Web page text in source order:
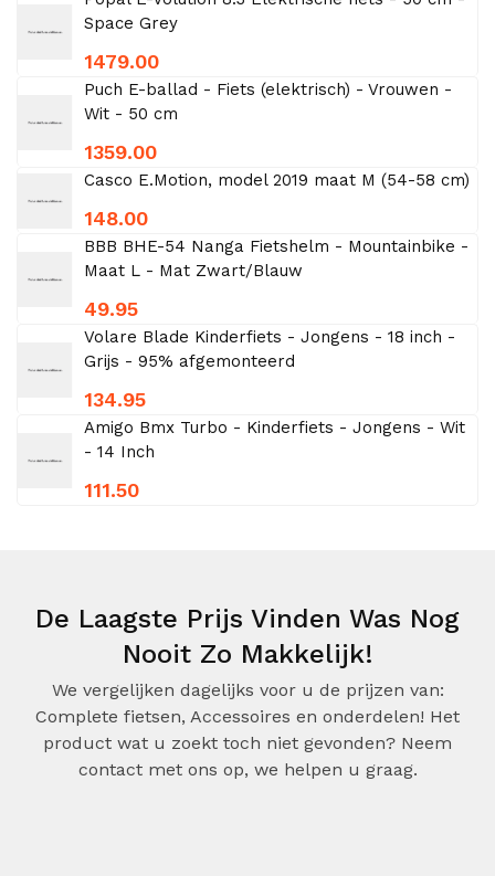
Space Grey
1479.00
Puch E-ballad - Fiets (elektrisch) - Vrouwen -
Wit - 50 cm
1359.00
Casco E.Motion, model 2019 maat M (54-58 cm)
148.00
BBB BHE-54 Nanga Fietshelm - Mountainbike -
Maat L - Mat Zwart/Blauw
49.95
Volare Blade Kinderfiets - Jongens - 18 inch -
Grijs - 95% afgemonteerd
134.95
Amigo Bmx Turbo - Kinderfiets - Jongens - Wit
- 14 Inch
111.50
De Laagste Prijs Vinden Was Nog
Nooit Zo Makkelijk!
We vergelijken dagelijks voor u de prijzen van:
Complete fietsen, Accessoires en onderdelen! Het
product wat u zoekt toch niet gevonden? Neem
contact met ons op, we helpen u graag.